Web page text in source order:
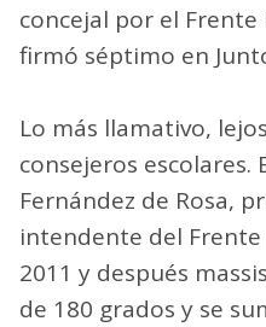
concejal por el
firmó séptimo en
Lo más llamativo,
consejeros escolares.
Fernández de Rosa,
intendente del
2011 y después
de 180 grados y se